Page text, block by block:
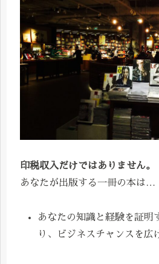
印税収入だけではありません。
あなたが出版する一冊の本は…
あなたの知識と経験を証明
り、ビジネスチャンスを広